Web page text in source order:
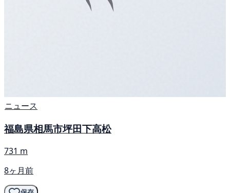
ニュース
福島県相馬市坪田下高松
731 m
8ヶ月前